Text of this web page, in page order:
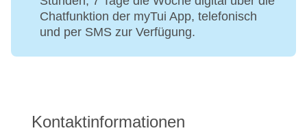
Chatfunktion der myTui App, telefonisch
und per SMS zur Verfügung.
Kontaktinformationen